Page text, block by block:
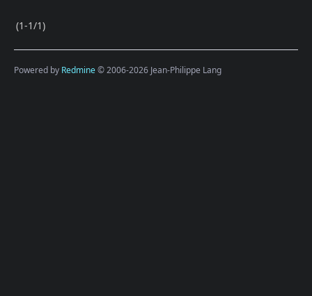
(1-1/1)
Powered by Redmine© 2006-2026 Jean-Philippe Lang